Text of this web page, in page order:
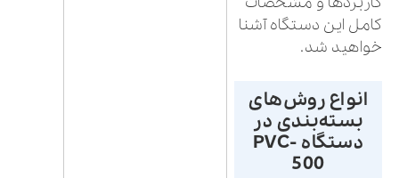
کامل این دستگاه آشنا
خواهید شد.
انواع روش‌های
بسته‌بندی در
دستگاه PVC-
500